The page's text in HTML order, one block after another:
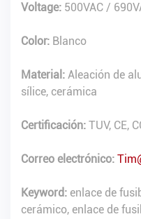
Voltage: 500VAC /
Color: Blanco
Material: Aleación de
sílice, cerámica
Certificación: TUV, CE,
Correo electrónico:
Keyword: enlace de
cerámico, enlace de